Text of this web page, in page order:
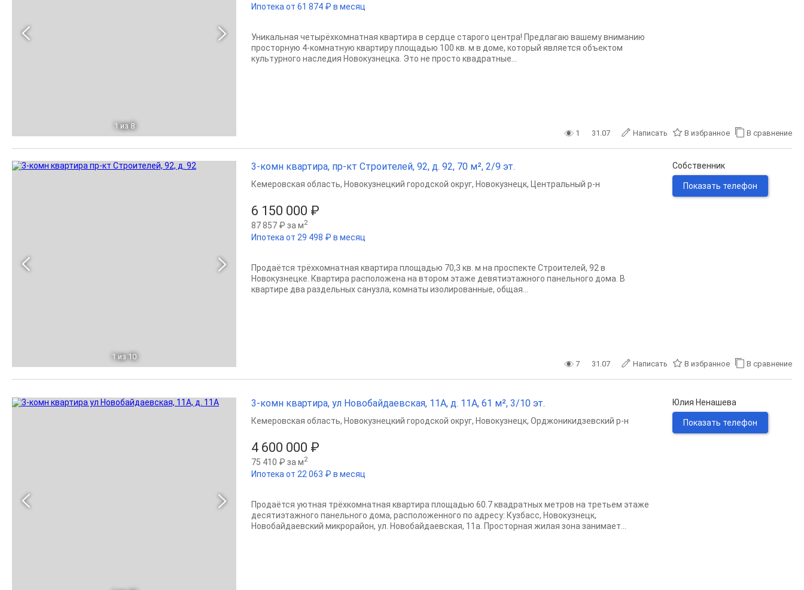
1 из 8
Ипотека от 61 874 ₽ в месяц
Уникальная четырёхкомнатная квартира в сердце старого центра! Предлагаю вашему вниманию
просторную 4-комнатную квартиру площадью 100 кв. м в доме, который является объектом
культурного наследия Новокузнецка. Это не просто квадратные...
1 31.07 Написать В избранное В сравнение
1 из 10
3-комн квартира, пр-кт Строителей, 92, д. 92, 70 м², 2/9 эт.
6 150 000 ₽
87 857 ₽ за м2
Ипотека от 29 498 ₽ в месяц
Кемеровская область, Новокузнецкий городской округ, Новокузнецк, Центральный р-н
Продаётся трёхкомнатная квартира площадью 70,3 кв. м на проспекте Строителей, 92 в
Новокузнецке. Квартира расположена на втором этаже девятиэтажного панельного дома. В
квартире два раздельных санузла, комнаты изолированные, общая...
Собственник
Показать телефон
7 31.07 Написать В избранное В сравнение
3-комн квартира, ул Новобайдаевская, 11А, д. 11А, 61 м², 3/10 эт.
4 600 000 ₽
75 410 ₽ за м2
Ипотека от 22 063 ₽ в месяц
Кемеровская область, Новокузнецкий городской округ, Новокузнецк, Орджоникидзевский р-н
Продаётся уютная трёхкомнатная квартира площадью 60.7 квадратных метров на третьем этаже
десятиэтажного панельного дома, расположенного по адресу: Кузбасс, Новокузнецк,
Новобайдаевский микрорайон, ул. Новобайдаевская, 11а. Просторная жилая зона занимает...
Юлия Ненашева
Показать телефон